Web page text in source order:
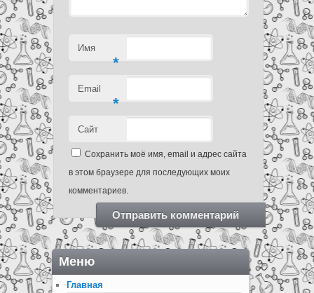
Имя
*
Email
*
Сайт
Сохранить моё имя, email и адрес сайта
в этом браузере для последующих моих
комментариев.
Меню
Главная